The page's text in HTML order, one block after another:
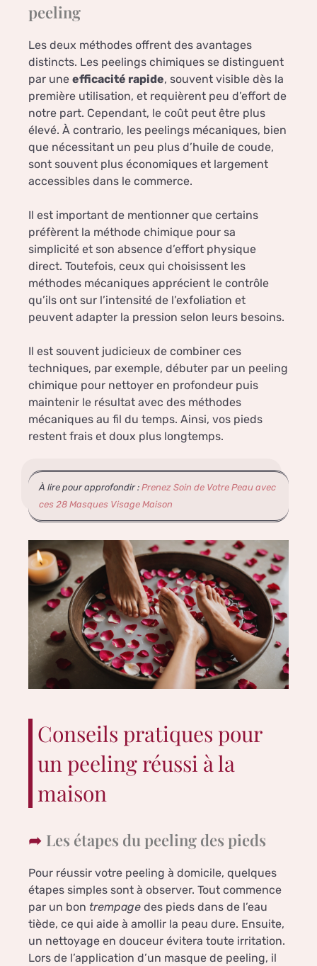
peeling
Les deux méthodes offrent des avantages
distincts. Les peelings chimiques se distinguent
par une efficacité rapide, souvent visible dès la
première utilisation, et requièrent peu d’effort de
notre part. Cependant, le coût peut être plus
élevé. À contrario, les peelings mécaniques, bien
que nécessitant un peu plus d’huile de coude,
sont souvent plus économiques et largement
accessibles dans le commerce.
Il est important de mentionner que certains
préfèrent la méthode chimique pour sa
simplicité et son absence d’effort physique
direct. Toutefois, ceux qui choisissent les
méthodes mécaniques apprécient le contrôle
qu’ils ont sur l’intensité de l’exfoliation et
peuvent adapter la pression selon leurs besoins.
Il est souvent judicieux de combiner ces
techniques, par exemple, débuter par un peeling
chimique pour nettoyer en profondeur puis
maintenir le résultat avec des méthodes
mécaniques au fil du temps. Ainsi, vos pieds
restent frais et doux plus longtemps.
À lire pour approfondir : Prenez Soin de Votre Peau avec
ces 28 Masques Visage Maison
Conseils pratiques pour
un peeling réussi à la
maison
Les étapes du peeling des pieds
Pour réussir votre peeling à domicile, quelques
étapes simples sont à observer. Tout commence
par un bon trempage des pieds dans de l’eau
tiède, ce qui aide à amollir la peau dure. Ensuite,
un nettoyage en douceur évitera toute irritation.
Lors de l’application d’un masque de peeling, il